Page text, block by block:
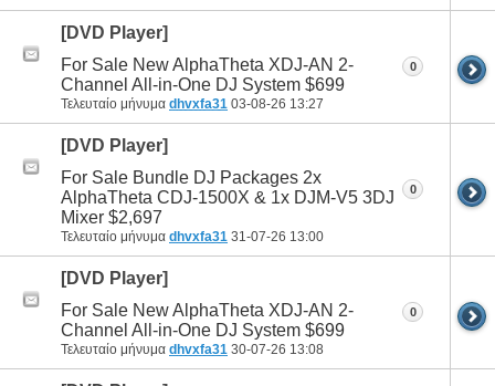
[DVD Player]
For Sale New AlphaTheta XDJ-AN 2-
Channel All-in-One DJ System $699
Τελευταίο μήνυμα dhvxfa31 03-08-26 13:27
0
[DVD Player]
For Sale Bundle DJ Packages 2x
AlphaTheta CDJ-1500X & 1x DJM-V5 3DJ
Mixer $2,697
Τελευταίο μήνυμα dhvxfa31 31-07-26 13:00
0
[DVD Player]
For Sale New AlphaTheta XDJ-AN 2-
Channel All-in-One DJ System $699
Τελευταίο μήνυμα dhvxfa31 30-07-26 13:08
0